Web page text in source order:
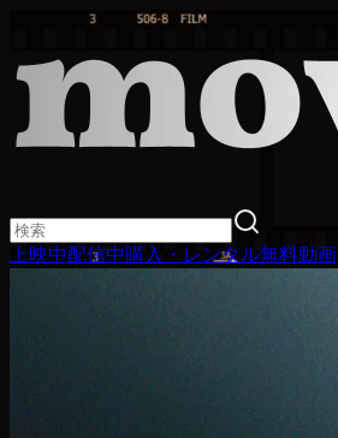
上映中配信中購入・レンタル無料動画